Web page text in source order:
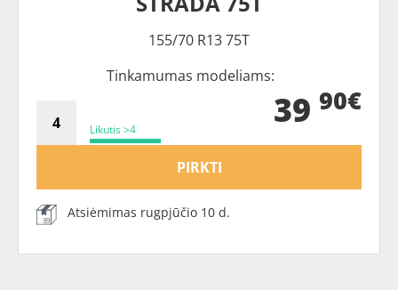
155/70 R13 75T
Tinkamumas modeliams:
Likutis >4 39 90€
PIRKTI
Atsiėmimas rugpjūčio 10 d.